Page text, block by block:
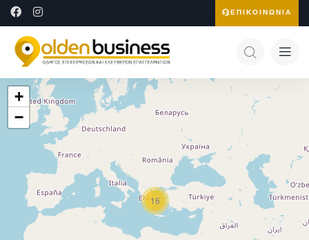
ΕΠΙΚΟΙΝΩΝΙΑ
16
+
−